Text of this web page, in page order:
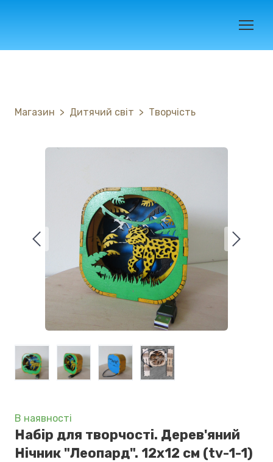
Магазин Дитячий світ Творчість
В наявності
Набір для творчості. Дерев'яний
Нічник "Леопард". 12х12 см (tv-1-1)